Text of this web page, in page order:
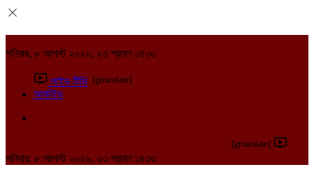
শনিবার, ৮ আগস্ট ২০২৬, ২৩ শ্রাবণ ১৪৩৩
লাইভ টিভি [gtranslate]
আর্কাইভ
[gtranslate]
শনিবার, ৮ আগস্ট ২০২৬, ২৩ শ্রাবণ ১৪৩৩